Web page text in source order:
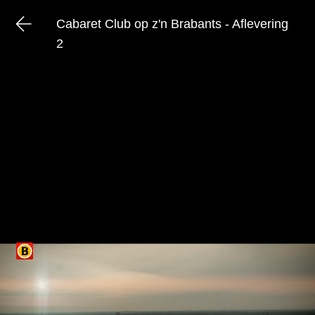
Cabaret Club op z'n Brabants - Aflevering
2